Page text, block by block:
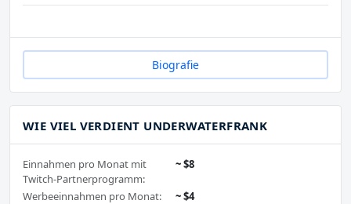
Biografie
WIE VIEL VERDIENT UNDERWATERFRANK
Einnahmen pro Monat mit
Twitch-Partnerprogramm:
~ $8
Werbeeinnahmen pro Monat:
~ $4